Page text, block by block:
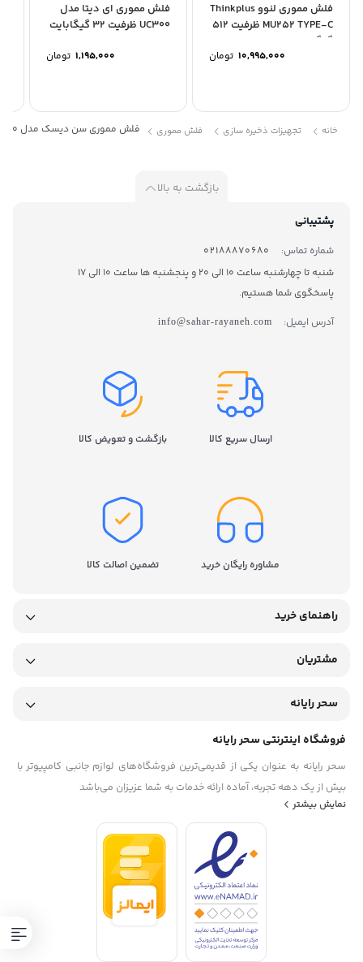
فلش مموری لنوو Thinkplus
MU252 TYPE-C ظرفیت 512
گیگابایت
10,995,000 تومان
فلش مموری ای دیتا مدل
UC300 ظرفیت 32 گیگابایت
1,195,000 تومان
خانه تجهیزات ذخیره سازی فلش مموری فلش مموری سن دیسک مدل Dual Drive M3.0 ظرفیت 64 گیگابایت
بازگشت به بالا
پشتیبانی
شماره تماس:
02188870680
شنبه تا چهارشنبه ساعت 10 الی 20 و پنجشنبه ها ساعت 10 الی 17
پاسخگوی شما هستیم.
آدرس ایمیل:
info@sahar-rayaneh.com
ارسال سریع کالا بازگشت و تعویض کالا
مشاوره رایگان خرید تضمین اصالت کالا
راهنمای خرید
مشتریان
سحر رایانه
فروشگاه اینترنتی سحر رایانه
سحر رایانه به عنوان یکی از قدیمی‌ترین فروشگاه‌های لوازم جانبی کامپیوتر با
بیش از یک دهه تجربه، آماده ارائه خدمات به شما عزیزان می‌باشد
نمایش بیشتر